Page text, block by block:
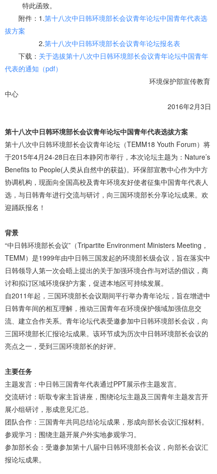
特此函致。
附件：1.第十八次中日韩环境部长会议青年论坛中国青年代表选
拔方案
2.第十八次中日韩环境部长会议青年论坛报名表
下载： 关于选拔第十八次中日韩环境部长会议青年论坛中国青年
代表的通知（pdf）
环境保护部宣传教育
中心
2016年2月3日
第十八次中日韩环境部长会议青年论坛中国青年代表选拔方案
第十八次中日韩环境部长会议青年论坛（TEMM18 Youth Forum）将
于2015年4月24-28日在日本静冈市举行，本次论坛主题为：Nature’s
Benefits to People(人类从自然中的获益)。环保部宣教中心作为中方
协调机构，现面向全国高校及青年环境友好使者征集中国青年代表人
选，与日韩青年进行交流与研讨，向三国环境部长分享论坛成果。欢
迎踊跃报名！
背景
“中日韩环境部长会议”（Tripartite Environment Ministers Meeting，
TEMM）是1999年由中日韩三国发起的环境部长级会议，旨在落实中
日韩领导人第一次会晤上提出的关于加强环境合作与对话的倡议，商
讨和拟订区域环境保护方案，促进本地区可持续发展。
自2011年起，三国环境部长会议期间平行举办青年论坛，旨在增进中
日韩青年间的相互理解，推动三国青年在环境保护领域加强信息交
流、建立合作关系。青年论坛代表受邀参加中日韩环境部长会议，向
三国环境部长汇报论坛成果。该环节成为历次中日韩环境部长会议的
亮点之一，受到三国环境部长的好评。
主要任务
主题发言：中日韩三国青年代表通过PPT展示作主题发言。
交流研讨：听取专家主旨讲座，围绕论坛主题及三国青年主题发言开
展小组研讨，形成意见汇总。
团队合作：三国青年共同总结论坛成果，形成向部长会议汇报材料。
参观学习：围绕主题开展户外实地参观学习。
参加部长会：受邀参加第十八届中日韩环境部长会议，向部长会议汇
报论坛成果。